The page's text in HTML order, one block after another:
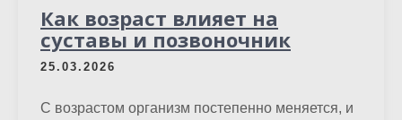
Как возраст влияет на
суставы и позвоночник
25.03.2026
С возрастом организм постепенно меняется, и